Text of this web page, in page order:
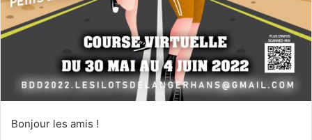
Bonjour les amis !